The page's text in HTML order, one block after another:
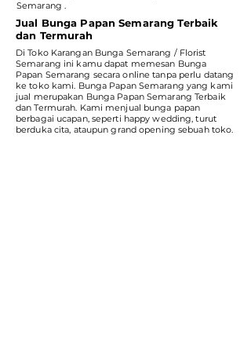
Semarang .
Jual Bunga Papan Semarang Terbaik
dan Termurah
Di Toko Karangan Bunga Semarang / Florist
Semarang ini kamu dapat memesan Bunga
Papan Semarang secara online tanpa perlu datang
ke toko kami. Bunga Papan Semarang yang kami
jual merupakan Bunga Papan Semarang Terbaik
dan Termurah. Kami menjual bunga papan
berbagai ucapan, seperti happy wedding, turut
berduka cita, ataupun grand opening sebuah toko.